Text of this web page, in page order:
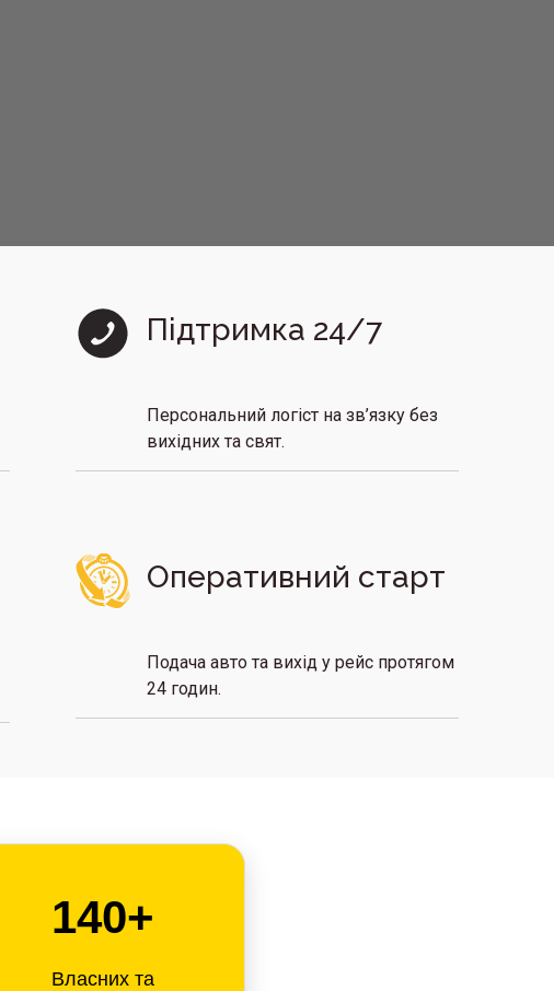
Підтримка 24/7
Персональний логіст на зв’язку без
вихідних та свят.
Оперативний старт
Подача авто та вихід у рейс протягом
24 годин.
140+
Власних та